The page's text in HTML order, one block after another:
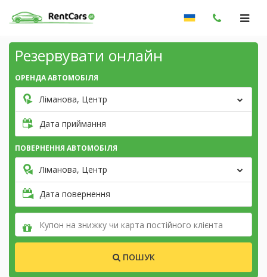
Резервувати онлайн
ОРЕНДА АВТОМОБІЛЯ
Ліманова, Центр
Дата приймання
ПОВЕРНЕННЯ АВТОМОБІЛЯ
Ліманова, Центр
Дата повернення
ПОШУК